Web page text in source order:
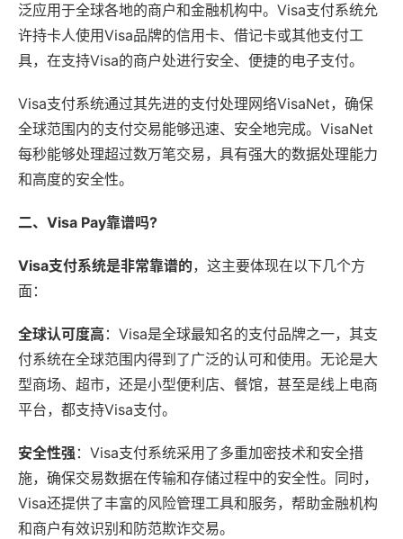
泛应用于全球各地的商户和金融机构中。Visa支付系统允
许持卡人使用Visa品牌的信用卡、借记卡或其他支付工
具，在支持Visa的商户处进行安全、便捷的电子支付。
Visa支付系统通过其先进的支付处理网络VisaNet，确保
全球范围内的支付交易能够迅速、安全地完成。VisaNet
每秒能够处理超过数万笔交易，具有强大的数据处理能力
和高度的安全性。
二、Visa Pay靠谱吗?
Visa支付系统是非常靠谱的，这主要体现在以下几个方
面：
全球认可度高 ：Visa是全球最知名的支付品牌之一，其支
付系统在全球范围内得到了广泛的认可和使用。无论是大
型商场、超市，还是小型便利店、餐馆，甚至是线上电商
平台，都支持Visa支付。
安全性强 ：Visa支付系统采用了多重加密技术和安全措
施，确保交易数据在传输和存储过程中的安全性。同时，
Visa还提供了丰富的风险管理工具和服务，帮助金融机构
和商户有效识别和防范欺诈交易。